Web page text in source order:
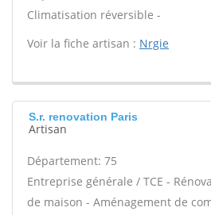
Climatisation réversible -
Voir la fiche artisan : Nrgie
S.r. renovation Paris
Artisan
Département: 75
Entreprise générale / TCE -
de maison - Aménagement de